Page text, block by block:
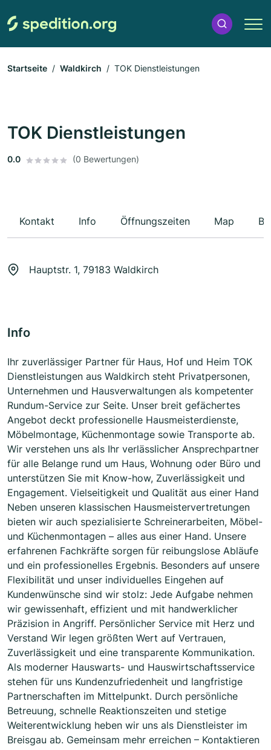
Startseite Waldkirch TOK Dienstleistungen
TOK Dienstleistungen
0.0 (0 Bewertungen)
Kontakt Info Öffnungszeiten Map
Hauptstr. 1, 79183 Waldkirch
Info
Ihr zuverlässiger Partner für Haus, Hof und Heim TOK
Dienstleistungen aus Waldkirch steht Privatpersonen,
Unternehmen und Hausverwaltungen als kompetenter
Rundum-Service zur Seite. Unser breit gefächertes
Angebot deckt professionelle Hausmeisterdienste,
Möbelmontage, Küchenmontage sowie Transporte ab.
Wir verstehen uns als Ihr verlässlicher Ansprechpartner
für alle Belange rund um Haus, Wohnung oder Büro und
unterstützen Sie mit Know-how, Zuverlässigkeit und
Engagement. Vielseitigkeit und Qualität aus einer Hand
Neben unseren klassischen Hausmeistervertretungen
bieten wir auch spezialisierte Schreinerarbeiten, Möbel-
und Küchenmontagen – alles aus einer Hand. Unsere
erfahrenen Fachkräfte sorgen für reibungslose Abläufe
und ein professionelles Ergebnis. Besonders auf unsere
Flexibilität und unser individuelles Eingehen auf
Kundenwünsche sind wir stolz: Jede Aufgabe nehmen
wir gewissenhaft, effizient und mit handwerklicher
Präzision in Angriff. Persönlicher Service mit Herz und
Verstand Wir legen größten Wert auf Vertrauen,
Zuverlässigkeit und eine transparente Kommunikation.
Als moderner Hauswarts- und Hauswirtschaftsservice
stehen für uns Kundenzufriedenheit und langfristige
Partnerschaften im Mittelpunkt. Durch persönliche
Betreuung, schnelle Reaktionszeiten und stetige
Weiterentwicklung heben wir uns als Dienstleister im
Breisgau ab. Gemeinsam mehr erreichen – Kontaktieren